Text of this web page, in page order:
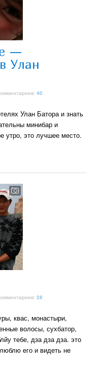
—
Улан
40
Улан Батора и знать
минибар и
утро, это лучшее место.
28
квас, монастыри,
волосы, сухбатор,
тебе, дза дза дза. это
его и видеть не